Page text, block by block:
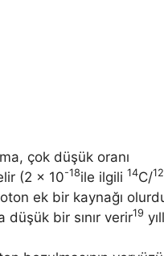
çok düşük oranı
(2 × 10-18ile ilgili 14C/12
ek bir kaynağı
düşük bir sınır verir19